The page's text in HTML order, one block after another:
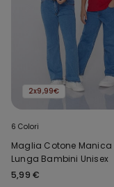
2x9,99€
6 Colori
Maglia Cotone Manica
Lunga Bambini Unisex
5,99 €